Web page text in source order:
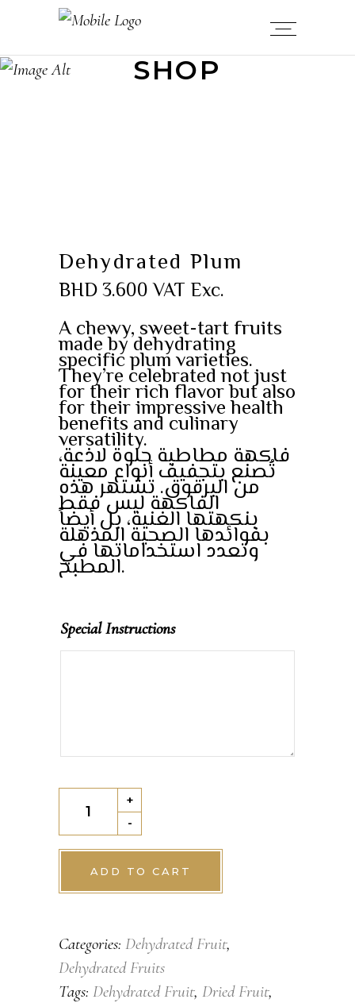
SHOP
Dehydrated Plum
BHD3.600VAT Exc.
A chewy, sweet-tart fruits
made by dehydrating
specific plum varieties.
They’re celebrated not just
for their rich flavor but also
for their impressive health
benefits and culinary
versatility.
فاكهة مطاطية حلوة لاذعة،
تُصنع بتجفيف أنواع معينة
من البرقوق. تشتهر هذه
الفاكهة ليس فقط
بنكهتها الغنية، بل أيضاً
بفوائدها الصحية المذهلة
وتعدد استخداماتها في
المطبخ.
Special Instructions
quantity
-
+
ADD TO CART
Categories: Dehydrated Fruit,
Dehydrated Fruits
Tags: Dehydrated Fruit, Dried Fruit,